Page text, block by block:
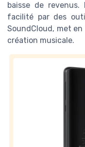
baisse de revenus.
facilité par des
SoundCloud, met
création musicale.